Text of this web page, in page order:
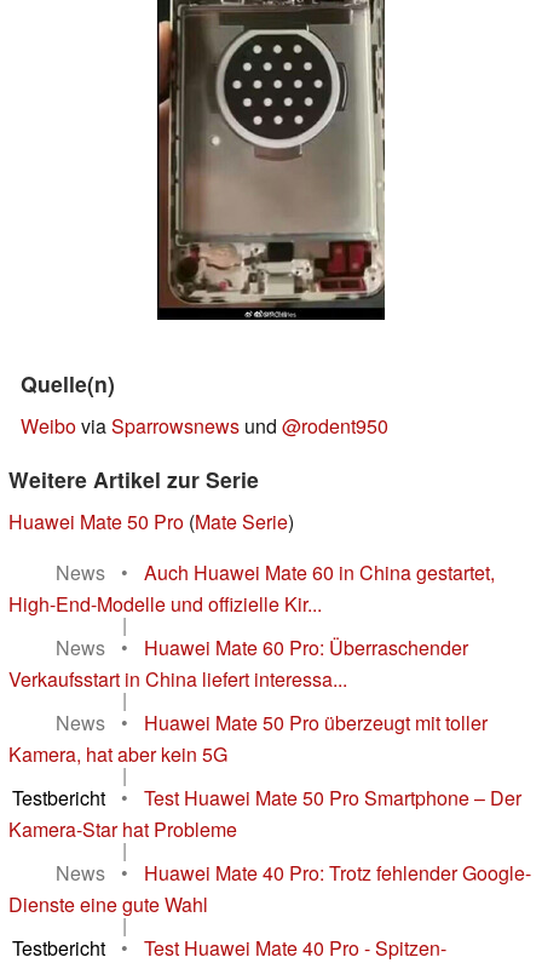
Quelle(n)
WeiboviaSparrowsnews und @rodent950
Weitere Artikel zur Serie
Huawei Mate 50 Pro (Mate Serie)
News
•
Auch Huawei Mate 60 in China gestartet,
High-End-Modelle und offizielle Kir...
|
News
•
Huawei Mate 60 Pro: Überraschender
Verkaufsstart in China liefert interessa...
|
News
•
Huawei Mate 50 Pro überzeugt mit toller
Kamera, hat aber kein 5G
|
Testbericht
•
Test Huawei Mate 50 Pro Smartphone – Der
Kamera-Star hat Probleme
|
News
•
Huawei Mate 40 Pro: Trotz fehlender Google-
Dienste eine gute Wahl
|
Testbericht
•
Test Huawei Mate 40 Pro - Spitzen-